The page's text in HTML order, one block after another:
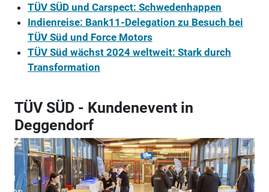
TÜV SÜD und Carspect: Schwedenhappen
Indienreise: Bank11-Delegation zu Besuch bei
TÜV Süd und Force Motors
TÜV Süd wächst 2024 weltweit: Stark durch
Transformation
TÜV SÜD - Kundenevent in
Deggendorf